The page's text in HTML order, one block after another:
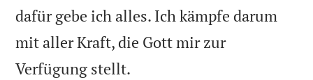
dafür gebe ich alles. Ich kämpfe darum
mit aller Kraft, die Gott mir zur
Verfügung stellt.